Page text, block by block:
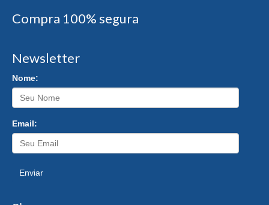
Compra 100% segura
Newsletter
Nome:
Email:
Enviar